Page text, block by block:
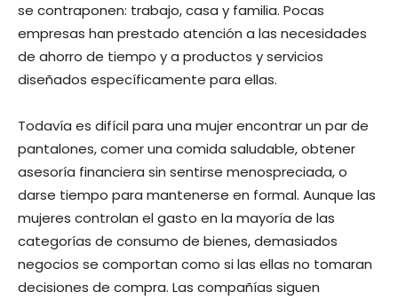
se contraponen: trabajo, casa y familia. Pocas
empresas han prestado atención a las necesidades
de ahorro de tiempo y a productos y servicios
diseñados específicamente para ellas.
Todavía es difícil para una mujer encontrar un par de
pantalones, comer una comida saludable, obtener
asesoría financiera sin sentirse menospreciada, o
darse tiempo para mantenerse en formal. Aunque las
mujeres controlan el gasto en la mayoría de las
categorías de consumo de bienes, demasiados
negocios se comportan como si las ellas no tomaran
decisiones de compra. Las compañías siguen